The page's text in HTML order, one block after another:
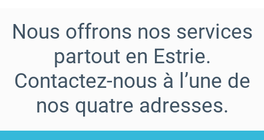
Nous offrons nos services
partout en Estrie.
Contactez-nous à l’une de
nos quatre adresses.